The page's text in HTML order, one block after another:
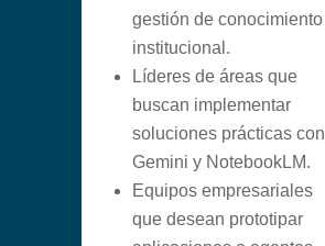
gestión de conocimiento
institucional.
Líderes de áreas que
buscan implementar
soluciones prácticas con
Gemini y NotebookLM.
Equipos empresariales
que desean prototipar